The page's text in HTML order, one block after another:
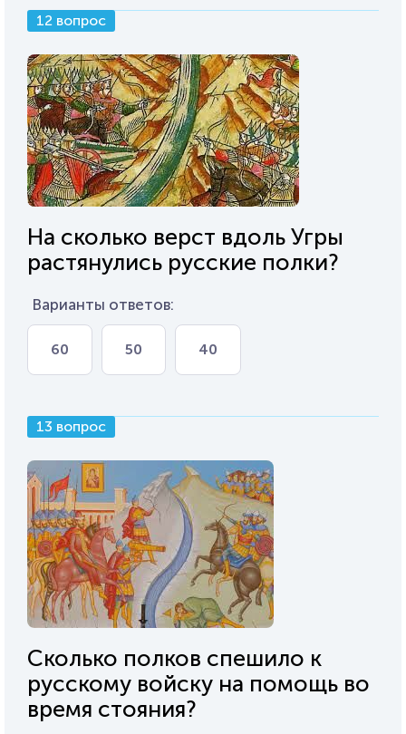
12 вопрос
На сколько верст вдоль Угры
растянулись русские полки?
Варианты ответов:
60 50 40
13 вопрос
Сколько полков спешило к
русскому войску на помощь во
время стояния?